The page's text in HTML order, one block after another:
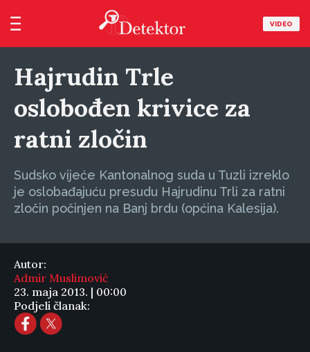
VIDEO
Hajrudin Trle
oslobođen krivice za
ratni zločin
Sudsko vijeće Kantonalnog suda u Tuzli izreklo
je oslobađajuću presudu Hajrudinu Trli za ratni
zločin počinjen na Banj brdu (općina Kalesija).
Autor:
Admir Muslimović
23. maja 2013. | 00:00
Podjeli članak: